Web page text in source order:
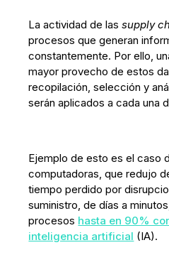
La actividad de lassupply
procesos que generan
constantemente. Por ello,
mayor provecho de estos
recopilación, selección y
serán aplicados a cada una
Ejemplo de esto es el caso
computadoras, que redujo
tiempo perdido por
suministro, de días a
procesos hasta en 90%
inteligencia artificial (IA).